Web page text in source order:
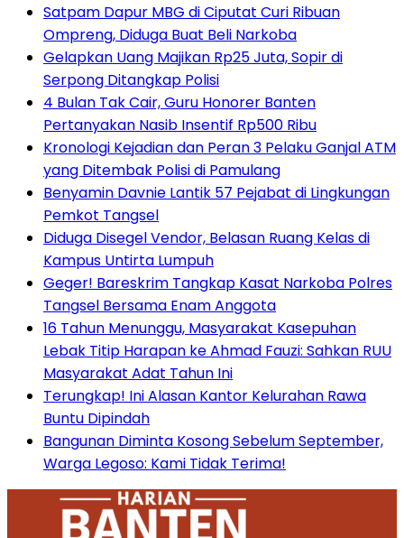
Satpam Dapur MBG di Ciputat Curi Ribuan
Ompreng, Diduga Buat Beli Narkoba
Gelapkan Uang Majikan Rp25 Juta, Sopir di
Serpong Ditangkap Polisi
4 Bulan Tak Cair, Guru Honorer Banten
Pertanyakan Nasib Insentif Rp500 Ribu
Kronologi Kejadian dan Peran 3 Pelaku Ganjal ATM
yang Ditembak Polisi di Pamulang
Benyamin Davnie Lantik 57 Pejabat di Lingkungan
Pemkot Tangsel
Diduga Disegel Vendor, Belasan Ruang Kelas di
Kampus Untirta Lumpuh
Geger! Bareskrim Tangkap Kasat Narkoba Polres
Tangsel Bersama Enam Anggota
16 Tahun Menunggu, Masyarakat Kasepuhan
Lebak Titip Harapan ke Ahmad Fauzi: Sahkan RUU
Masyarakat Adat Tahun Ini
Terungkap! Ini Alasan Kantor Kelurahan Rawa
Buntu Dipindah
Bangunan Diminta Kosong Sebelum September,
Warga Legoso: Kami Tidak Terima!